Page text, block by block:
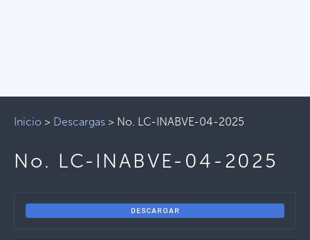
Inicio > Descargas > No. LC-INABVE-04-2025
No. LC-INABVE-04-2025
DESCARGAR